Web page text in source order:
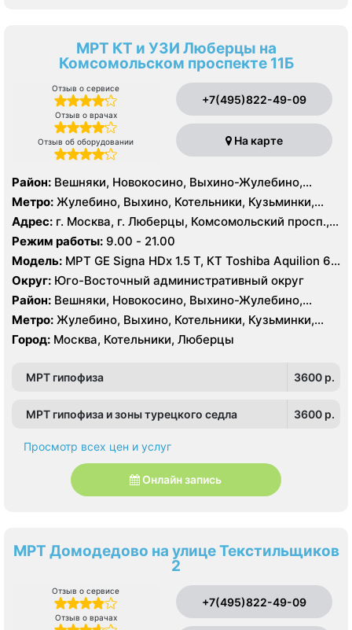
МРТ КТ и УЗИ Люберцы на
Комсомольском проспекте 11Б
Отзыв о сервисе
Отзыв о врачах
Отзыв об оборудовании
+7(495)822-49-09
На карте
Район: Вешняки, Новокосино, Выхино-Жулебино,
Кузьминки
Метро: Жулебино, Выхино, Котельники, Кузьминки,
Лермонтовский проспект, Новокосино, Рязанский
проспект, Косино, Лухмановская, Окская, Улица
Дмитриевского, Юго-Восточная, Некрасовка
Адрес: г. Москва, г. Люберцы, Комсомольский просп.,
11Б
Режим работы: 9.00 - 21.00
Модель: МРТ GE Signa HDx 1.5 T, КТ Toshiba Aquilion 64
среза, УЗИ GE Logiq 7
Округ: Юго-Восточный административный округ
Район: Вешняки, Новокосино, Выхино-Жулебино,
Кузьминки
Метро: Жулебино, Выхино, Котельники, Кузьминки,
Лермонтовский проспект, Новокосино, Рязанский
проспект, Косино, Лухмановская, Окская, Улица
Город: Москва, Котельники, Люберцы
МРТ гипофиза 3600 p.
МРТ гипофиза и зоны турецкого седла 3600 p.
Просмотр всех цен и услуг
Онлайн запись
МРТ Домодедово на улице Текстильщиков
2
Отзыв о сервисе
Отзыв о врачах
+7(495)822-49-09